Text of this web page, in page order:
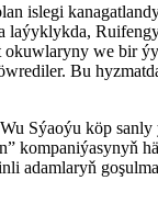
islegi
laýyklykda,
we bir
Bu
Sýaoýu köp
kompaniýasynyň
adamlaryň